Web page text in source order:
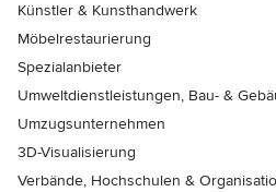
Künstler & Kunsthandwerk
Möbelrestaurierung
Spezialanbieter
Umweltdienstleistungen, Bau- &
Umzugsunternehmen
3D-Visualisierung
Verbände, Hochschulen &